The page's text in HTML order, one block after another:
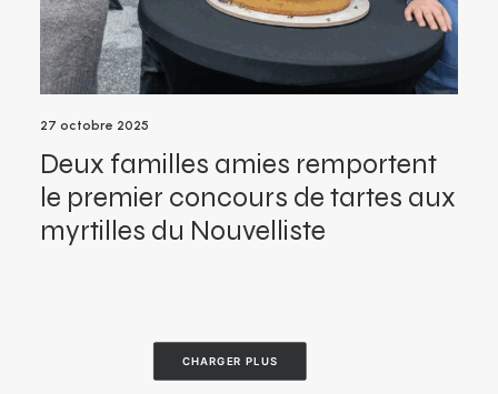
27 octobre 2025
Deux familles amies remportent
le premier concours de tartes aux
myrtilles du Nouvelliste
CHARGER PLUS